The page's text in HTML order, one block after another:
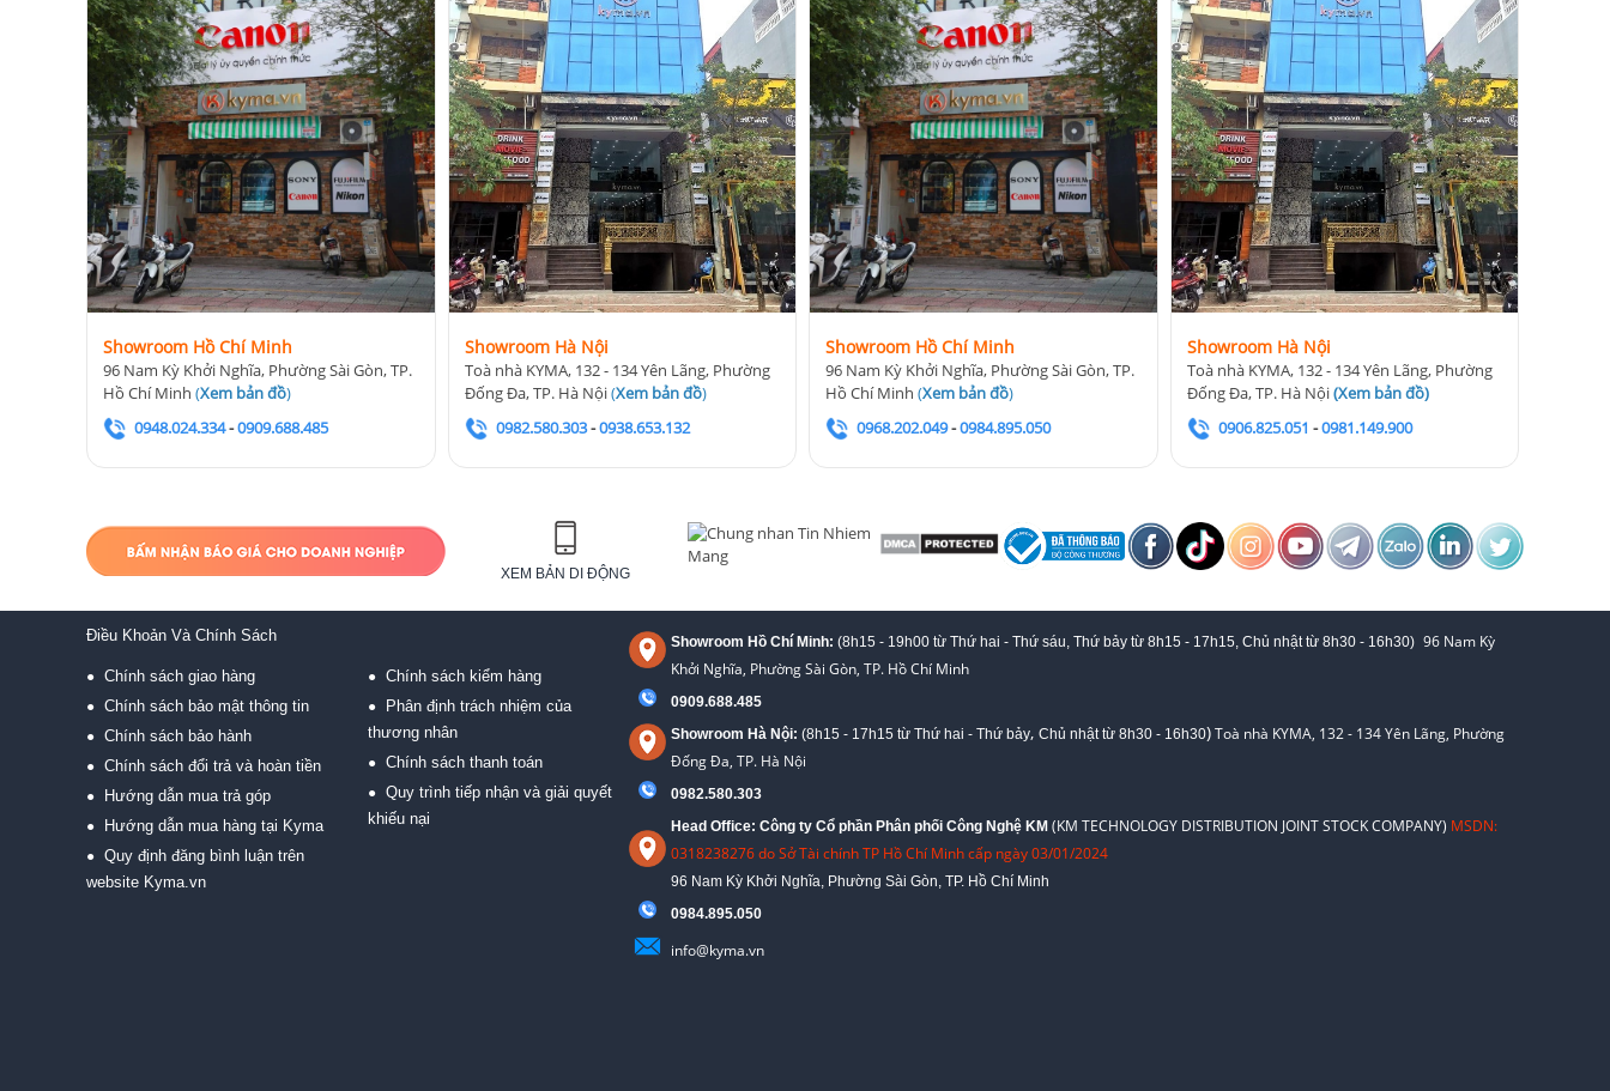
Showroom Hồ Chí Minh
96 Nam Kỳ Khởi Nghĩa, Phường Sài Gòn, TP.
Hồ Chí Minh (Xem bản đồ)
0948.024.334-0909.688.485
Showroom Hà Nội
Toà nhà KYMA, 132 - 134 Yên Lãng, Phường
Đống Đa, TP. Hà Nội(Xem bản đồ)
0982.580.303-0938.653.132
Showroom Hồ Chí Minh
96 Nam Kỳ Khởi Nghĩa, Phường Sài Gòn, TP.
Hồ Chí Minh(Xem bản đồ)
0968.202.049-0984.895.050
Showroom Hà Nội
Toà nhà KYMA, 132 - 134 Yên Lãng, Phường
Đống Đa, TP. Hà Nội(Xem bản đồ)
0906.825.051 -0981.149.900
XEM BẢN DI ĐỘNG
Điều Khoản Và Chính Sách
● Chính sách giao hàng
● Chính sách bảo mật thông tin
● Chính sách bảo hành
● Chính sách đổi trả và hoàn tiền
● Hướng dẫn mua trả góp
● Hướng dẫn mua hàng tại Kyma
● Quy định đăng bình luận trên
website Kyma.vn
● Chính sách kiểm hàng
●
Phân định trách nhiệm của
thương nhân
● Chính sách thanh toán
● Quy trình tiếp nhận và giải quyết
khiếu nại
Showroom Hồ Chí Minh: (8h15 - 19h00 từ Thứ hai - Thứ sáu, Thứ bảy từ 8h15 - 17h15, Chủ nhật từ 8h30 - 16h30) 96 Nam Kỳ
Khởi Nghĩa, Phường Sài Gòn, TP. Hồ Chí Minh
0909.688.485
Showroom Hà Nội: (8h15 - 17h15 từ Thứ hai - Thứ bảy, Chủ nhật từ 8h30 - 16h30)Toà nhà KYMA, 132 - 134 Yên Lãng, Phường
Đống Đa, TP. Hà Nội
0982.580.303
Head Office: Công ty Cổ phần Phân phối Công Nghệ KM (KM TECHNOLOGY DISTRIBUTION JOINT STOCK COMPANY) MSDN:
0318238276 do Sở Tài chính TP Hồ Chí Minh cấp ngày 03/01/2024
96 Nam Kỳ Khởi Nghĩa, Phường Sài Gòn, TP. Hồ Chí Minh
0984.895.050
info@kyma.vn